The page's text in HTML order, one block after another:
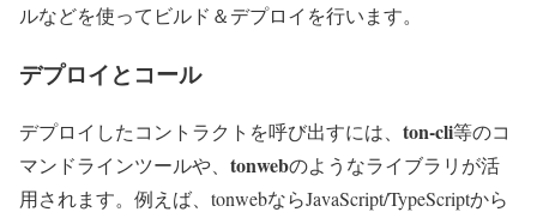
ルなどを使ってビルド＆デプロイを行います。
デプロイとコール
デプロイしたコントラクトを呼び出すには、 ton-cli等のコ
マンドラインツールや、 tonwebのようなライブラリが活
用されます。例えば、tonwebならJavaScript/TypeScriptから